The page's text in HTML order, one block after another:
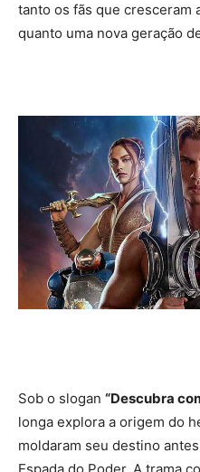
tanto os fãs que cresceram
quanto uma nova geração
Sob o slogan “Descubra
longa explora a origem do
moldaram seu destino